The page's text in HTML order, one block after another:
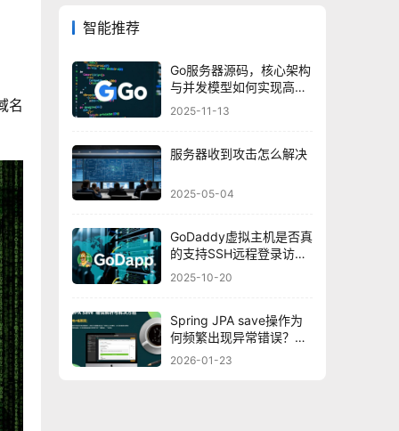
名
智能推荐
Go服务器源码，核心架构
与并发模型如何实现高效
处理？
2025-11-13
服务器收到攻击怎么解决
2025-05-04
GoDaddy虚拟主机是否真
的支持SSH远程登录访
问？
2025-10-20
Spring JPA save操作为
何频繁出现异常错误？探
究深层原因及解决方案！
2026-01-23